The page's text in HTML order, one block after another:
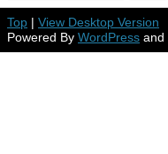
Top | View Desktop Version
Powered By WordPress and